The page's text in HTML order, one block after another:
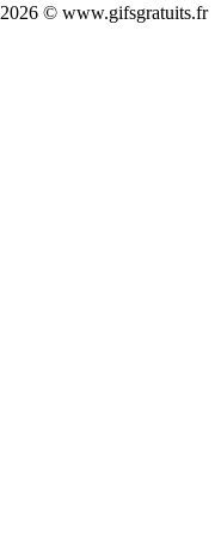
2026 © www.gifsgratuits.fr